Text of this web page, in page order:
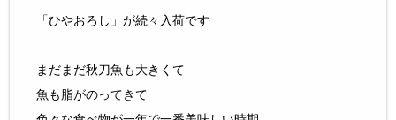
「ひやおろし」が続々入荷です
まだまだ秋刀魚も大きくて
魚も脂がのってきて